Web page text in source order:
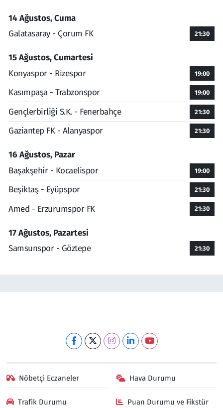
14 Ağustos, Cuma
Galatasaray - Çorum FK
21:30
15 Ağustos, Cumartesi
Konyaspor - Rizespor
19:00
Kasımpaşa - Trabzonspor 19:00
Gençlerbirliği S.K. - Fenerbahçe 21:30
Gaziantep FK - Alanyaspor 21:30
16 Ağustos, Pazar
Başakşehir - Kocaelispor
19:00
Beşiktaş - Eyüpspor 21:30
Amed - Erzurumspor FK 21:30
17 Ağustos, Pazartesi
Samsunspor - Göztepe
21:30
Nöbetçi Eczaneler Hava Durumu
Trafik Durumu Puan Durumu ve Fikstür